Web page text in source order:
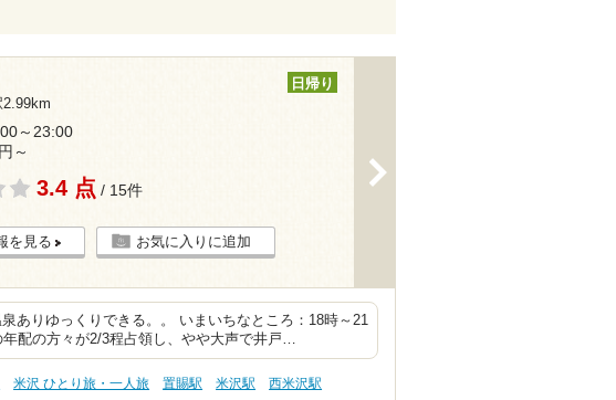
日帰り
～23:00
～
3.4 点 / 15件
を見る お気に入りに追加
ありゆっくりできる。。 いまいちなところ：18時～21
配の方々が2/3程占領し、やや大声で井戸…
米沢 ひとり旅・一人旅 置賜駅 米沢駅
西米沢駅